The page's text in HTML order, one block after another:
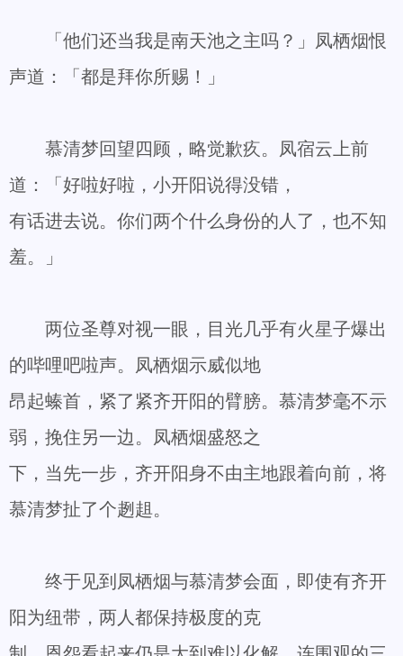
「他们还当我是南天池之主吗？」凤栖烟恨
声道：「都是拜你所赐！」
慕清梦回望四顾，略觉歉疚。凤宿云上前
道：「好啦好啦，小开阳说得没错，
有话进去说。你们两个什么身份的人了，也不知
羞。」
两位圣尊对视一眼，目光几乎有火星子爆出
的哔哩吧啦声。凤栖烟示威似地
昂起螓首，紧了紧齐开阳的臂膀。慕清梦毫不示
弱，挽住另一边。凤栖烟盛怒之
下，当先一步，齐开阳身不由主地跟着向前，将
慕清梦扯了个趔趄。
终于见到凤栖烟与慕清梦会面，即使有齐开
阳为纽带，两人都保持极度的克